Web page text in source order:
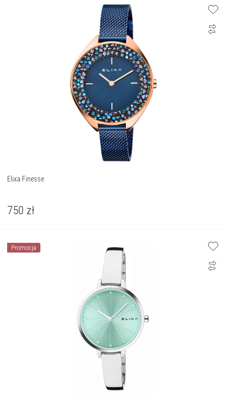
Elixa Finesse
750 zł
Promocja